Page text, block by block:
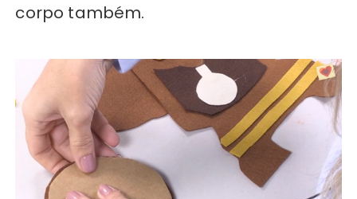
corpo também.